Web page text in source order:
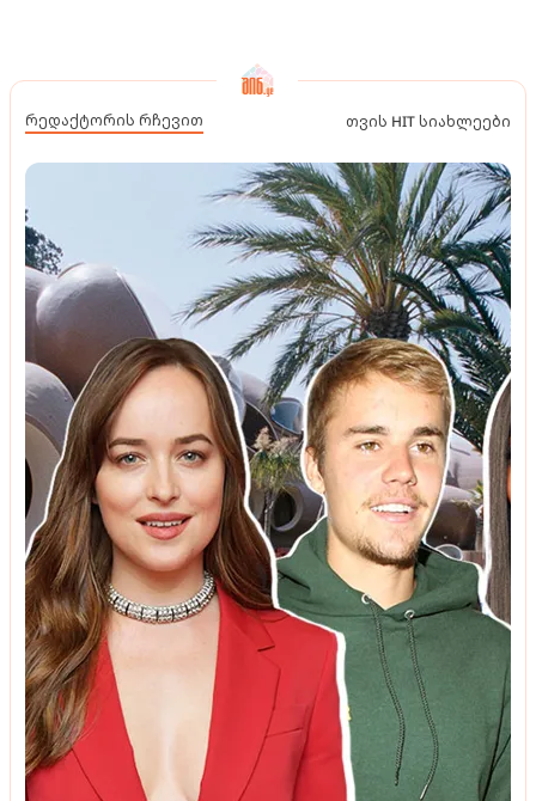
რედაქტორის რჩევით თვის HIT სიახლეები